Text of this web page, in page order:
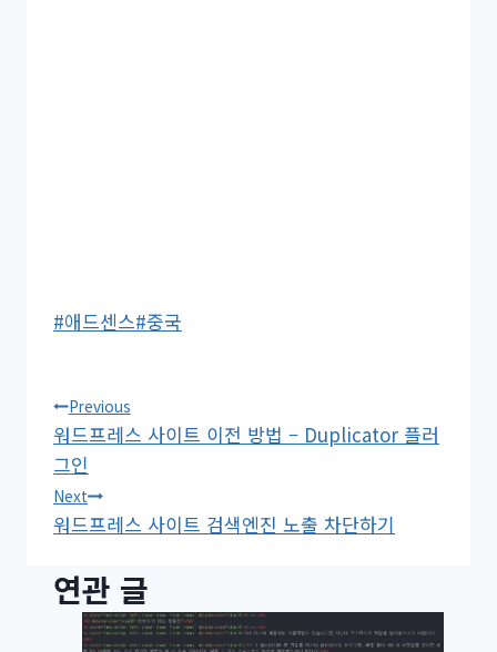
Post
#애드센스#중국
글
탐
색
Previous
워드프레스 사이트 이전 방법 – Duplicator 플러
그인
Next
워드프레스 사이트 검색엔진 노출 차단하기
연관 글